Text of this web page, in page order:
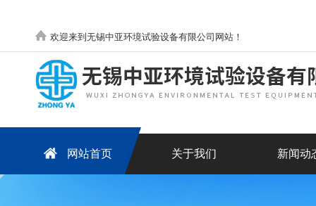
欢迎来到无锡中亚环境试验设备有限公司网站！
网站首页 关于我们 新闻动